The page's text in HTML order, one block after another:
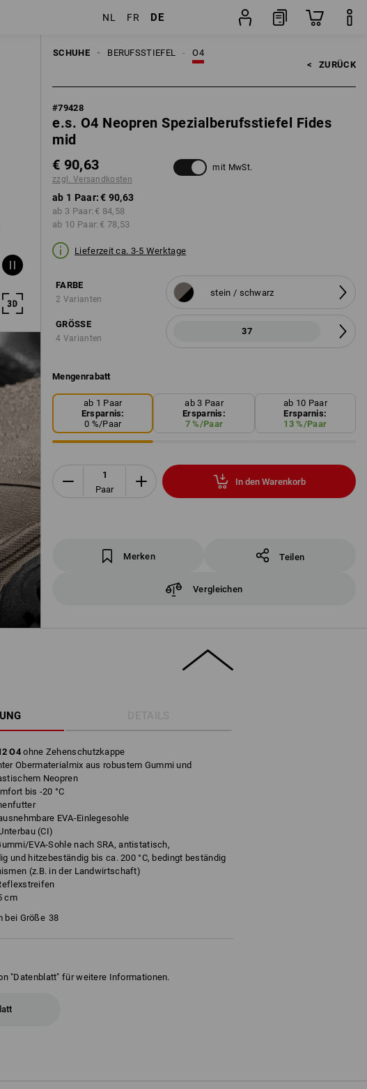
NL FR DE
SCHUHE O4
BERUFSSTIEFEL
< ZURÜCK
#79428
e.s. O4 Neopren Spezialberufsstiefel Fides
mid
€ 90,63
zzgl. Versandkosten
mit MwSt.
ab 1 Paar:€ 90,63
ab 3 Paar: € 84,58
ab 10 Paar: € 78,53
Lieferzeit ca. 3-5 Werktage
FARBE
2 Varianten
stein / schwarz
GRÖSSE
4 Varianten
37
Mengenrabatt
ab 1 Paar
Ersparnis:
0 %/Paar
ab 3 Paar
Ersparnis:
7 %/Paar
ab 10 Paar
Ersparnis:
13 %/Paar
Paar
In den Warenkorb
Merken Teilen
Vergleichen
DETAILS
O4ohne Zehenschutzkappe
Obermaterialmix aus robustem Gummi und
Neopren
bis -20 °C
EVA-Einlegesohle
(CI)
EVA-Sohle nach SRA, antistatisch,
und hitzebeständig bis ca. 200 °C, bedingt beständig
(z.B. in der Landwirtschaft)
cm
bei Größe 38
"Datenblatt" für weitere Informationen.